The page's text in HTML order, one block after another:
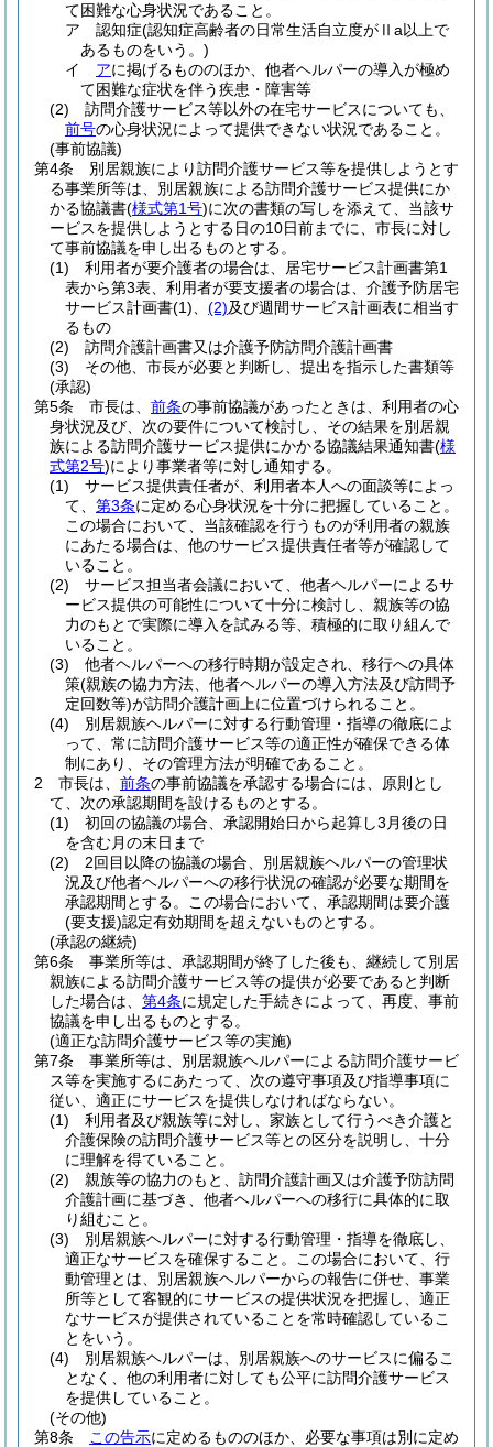
て困難な心身状況であること。
ア
認知症(認知症高齢者の日常生活自立度がⅡa以上で
あるものをいう。)
イ
アに掲げるもののほか、他者ヘルパーの導入が極め
て困難な症状を伴う疾患・障害等
(2)
訪問介護サービス等以外の在宅サービスについても、
前号の心身状況によって提供できない状況であること。
(事前協議)
第4条
別居親族により訪問介護サービス等を提供しようとす
る事業所等は、別居親族による訪問介護サービス提供にか
かる協議書(様式第1号)に次の書類の写しを添えて、当該サ
ービスを提供しようとする日の10日前までに、市長に対し
て事前協議を申し出るものとする。
(1)
利用者が要介護者の場合は、居宅サービス計画書第1
表から第3表、利用者が要支援者の場合は、介護予防居宅
サービス計画書(1) (2)及び週間サービス計画表に相当す
るもの
(2)
訪問介護計画書又は介護予防訪問介護計画書
(3)
その他、市長が必要と判断し、提出を指示した書類等
(承認)
第5条
市長は、 前条の事前協議があったときは、利用者の心
身状況及び、次の要件について検討し、その結果を別居親
族による訪問介護サービス提供にかかる協議結果通知書(様
式第2号)により事業者等に対し通知する。
(1)
サービス提供責任者が、利用者本人への面談等によっ
て、 第3条に定める心身状況を十分に把握していること。
この場合において、当該確認を行うものが利用者の親族
にあたる場合は、他のサービス提供責任者等が確認して
いること。
(2)
サービス担当者会議において、他者ヘルパーによるサ
ービス提供の可能性について十分に検討し、親族等の協
力のもとで実際に導入を試みる等、積極的に取り組んで
いること。
(3)
他者ヘルパーへの移行時期が設定され、移行への具体
策(親族の協力方法、他者ヘルパーの導入方法及び訪問予
定回数等)が訪問介護計画上に位置づけられること。
(4)
別居親族ヘルパーに対する行動管理・指導の徹底によ
って、常に訪問介護サービス等の適正性が確保できる体
制にあり、その管理方法が明確であること。
2
市長は、 前条の事前協議を承認する場合には、原則とし
て、次の承認期間を設けるものとする。
(1)
初回の協議の場合、承認開始日から起算し3月後の日
を含む月の末日まで
(2)
2回目以降の協議の場合、別居親族ヘルパーの管理状
況及び他者ヘルパーへの移行状況の確認が必要な期間を
承認期間とする。
この場合において、承認期間は要介護
(要支援)認定有効期間を超えないものとする。
(承認の継続)
第6条
事業所等は、承認期間が終了した後も、継続して別居
親族による訪問介護サービス等の提供が必要であると判断
した場合は、 第4条に規定した手続きによって、再度、事前
協議を申し出るものとする。
(適正な訪問介護サービス等の実施)
第7条
事業所等は、別居親族ヘルパーによる訪問介護サービ
ス等を実施するにあたって、次の遵守事項及び指導事項に
従い、適正にサービスを提供しなければならない。
(1)
利用者及び親族等に対し、家族として行うべき介護と
介護保険の訪問介護サービス等との区分を説明し、十分
に理解を得ていること。
(2)
親族等の協力のもと、訪問介護計画又は介護予防訪問
介護計画に基づき、他者ヘルパーへの移行に具体的に取
り組むこと。
(3)
別居親族ヘルパーに対する行動管理・指導を徹底し、
適正なサービスを確保すること。
この場合において、行
動管理とは、別居親族ヘルパーからの報告に併せ、事業
所等として客観的にサービスの提供状況を把握し、適正
なサービスが提供されていることを常時確認しているこ
とをいう。
(4)
別居親族ヘルパーは、別居親族へのサービスに偏るこ
となく、他の利用者に対しても公平に訪問介護サービス
を提供していること。
(その他)
第8条
この告示に定めるもののほか、必要な事項は別に定め